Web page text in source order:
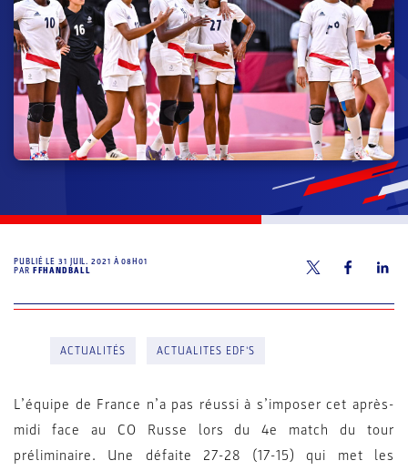
PUBLIÉ LE31 JUIL. 2021 À 08H01
PAR FFHANDBALL
ACTUALITÉS ACTUALITES EDF'S
L’équipe de France n’a pas réussi à s’imposer cet après-
midi face au CO Russe lors du 4e match du tour
préliminaire. Une défaite 27-28 (17-15) qui met les